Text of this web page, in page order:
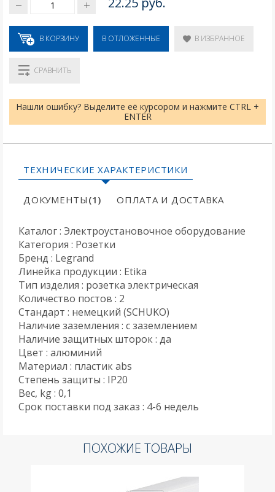
В КОРЗИНУ В ОТЛОЖЕННЫЕ В ИЗБРАННОЕ
СРАВНИТЬ
Нашли ошибку? Выделите её курсором и нажмите CTRL +
ENTER
ТЕХНИЧЕСКИЕ ХАРАКТЕРИСТИКИ
ДОКУМЕНТЫ (1) ОПЛАТА И ДОСТАВКА
Каталог : Электроустановочное оборудование
Категория : Розетки
Бренд : Legrand
Линейка продукции : Etika
Тип изделия : розетка электрическая
Количество постов : 2
Стандарт : немецкий (SCHUKO)
Наличие заземления : с заземлением
Наличие защитных шторок : да
Цвет : алюминий
Материал : пластик abs
Степень защиты : IP20
Вес, kg : 0,1
Срок поставки под заказ : 4-6 недель
ПОХОЖИЕ ТОВАРЫ